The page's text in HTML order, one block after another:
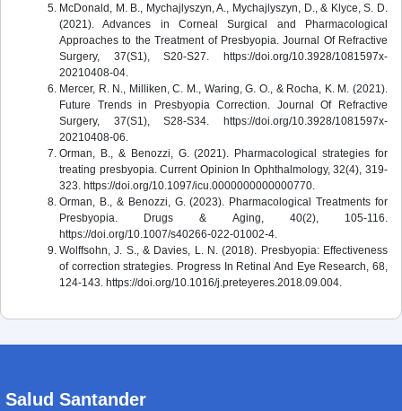
McDonald, M. B., Mychajlyszyn, A., Mychajlyszyn, D., & Klyce, S. D.
(2021). Advances in Corneal Surgical and Pharmacological
Approaches to the Treatment of Presbyopia. Journal Of Refractive
Surgery, 37(S1), S20-S27. https://doi.org/10.3928/1081597x-
20210408-04.
Mercer, R. N., Milliken, C. M., Waring, G. O., & Rocha, K. M. (2021).
Future Trends in Presbyopia Correction. Journal Of Refractive
Surgery, 37(S1), S28-S34. https://doi.org/10.3928/1081597x-
20210408-06.
Orman, B., & Benozzi, G. (2021). Pharmacological strategies for
treating presbyopia. Current Opinion In Ophthalmology, 32(4), 319-
323. https://doi.org/10.1097/icu.0000000000000770.
Orman, B., & Benozzi, G. (2023). Pharmacological Treatments for
Presbyopia. Drugs & Aging, 40(2), 105-116.
https://doi.org/10.1007/s40266-022-01002-4.
Wolffsohn, J. S., & Davies, L. N. (2018). Presbyopia: Effectiveness
of correction strategies. Progress In Retinal And Eye Research, 68,
124-143. https://doi.org/10.1016/j.preteyeres.2018.09.004.
Salud Santander